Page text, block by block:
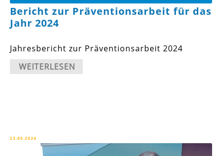
Bericht zur Präventionsarbeit für das
Jahr 2024
Jahresbericht zur Präventionsarbeit 2024
WEITERLESEN
23.05.2024